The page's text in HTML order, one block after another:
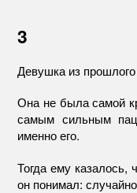
3
Девушка из
Она не была самой
самым сильным
именно его.
Тогда ему казалось,
он понимал: